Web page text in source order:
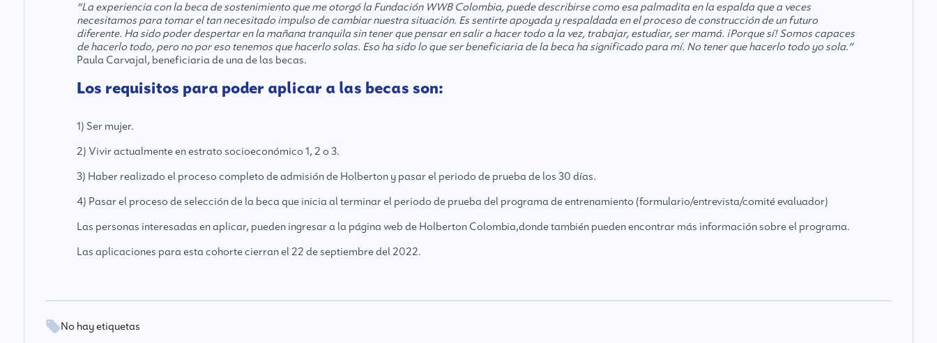
“La experiencia con la beca de sostenimiento que me otorgó la Fundación WWB Colombia, puede describirse como esa palmadita en la espalda que a veces
necesitamos para tomar el tan necesitado impulso de cambiar nuestra situación. Es sentirte apoyada y respaldada en el proceso de construcción de un futuro
diferente. Ha sido poder despertar en la mañana tranquila sin tener que pensar en salir a hacer todo a la vez, trabajar, estudiar, ser mamá. ¡Porque sí! Somos capaces
de hacerlo todo, pero no por eso tenemos que hacerlo solas. Eso ha sido lo que ser beneficiaria de la beca ha significado para mí. No tener que hacerlo todo yo sola.”
Paula Carvajal, beneficiaria de una de las becas.
Los requisitos para poder aplicar a las becas son:
1) Ser mujer.
2) Vivir actualmente en estrato socioeconómico 1, 2 o 3.
3) Haber realizado el proceso completo de admisión de Holberton y pasar el periodo de prueba de los 30 días.
4) Pasar el proceso de selección de la beca que inicia al terminar el periodo de prueba del programa de entrenamiento (formulario/entrevista/comité evaluador)
Las personas interesadas en aplicar, pueden ingresar a la página web de Holberton Colombia,donde también pueden encontrar más información sobre el programa.
Las aplicaciones para esta cohorte cierran el 22 de septiembre del 2022.
No hay etiquetas